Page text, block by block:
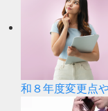
和８年度変更点